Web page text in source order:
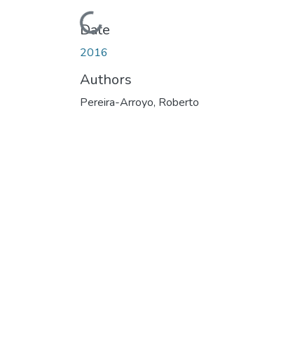
Loading...
Date
2016
Authors
Pereira-Arroyo, Roberto